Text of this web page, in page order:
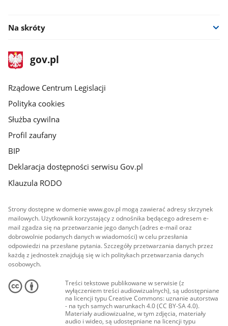
Na skróty
stopka
gov.plStrona
gov.pl
Rządowe Centrum Legislacji
Polityka cookies
Służba cywilna
Profil zaufany
BIP
Deklaracja dostępności serwisu Gov.pl
Klauzula RODO
Strony dostępne w domenie www.gov.pl mogą zawierać adresy skrzynek
mailowych. Użytkownik korzystający z odnośnika będącego adresem e-
mail zgadza się na przetwarzanie jego danych (adres e-mail oraz
dobrowolnie podanych danych w wiadomości) w celu przesłania
odpowiedzi na przesłane pytania. Szczegóły przetwarzania danych przez
każdą z jednostek znajdują się w ich politykach przetwarzania danych
osobowych.
Treści tekstowe publikowane w serwisie (z
wyłączeniem treści audiowizualnych), są udostępniane
na licencji typu Creative Commons: uznanie autorstwa
- na tych samych warunkach 4.0 (CC BY-SA 4.0).
Materiały audiowizualne, w tym zdjęcia, materiały
audio i wideo, są udostępniane na licencji typu